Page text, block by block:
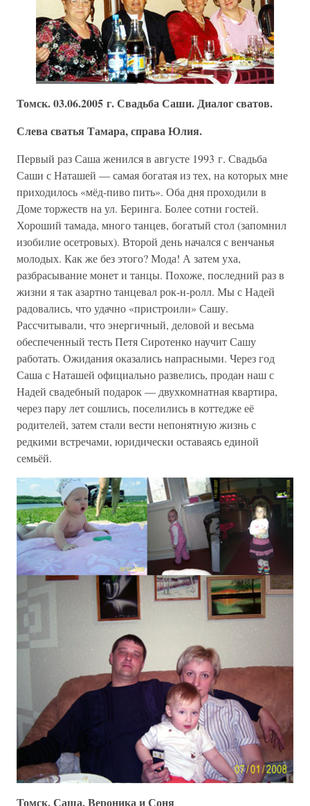
Томск. 03.06.2005 г. Свадьба Саши. Диалог сватов.
Слева сватья Тамара, справа Юлия.
Первый раз Саша женился в августе 1993 г. Свадьба
Саши с Наташей — самая богатая из тех, на которых мне
приходилось «мёд-пиво пить». Оба дня проходили в
Доме торжеств на ул. Беринга. Более сотни гостей.
Хороший тамада, много танцев, богатый стол (запомнил
изобилие осетровых). Второй день начался с венчанья
молодых. Как же без этого? Мода! А затем уха,
разбрасывание монет и танцы. Похоже, последний раз в
жизни я так азартно танцевал рок-н-ролл. Мы с Надей
радовались, что удачно «пристроили» Сашу.
Рассчитывали, что энергичный, деловой и весьма
обеспеченный тесть Петя Сиротенко научит Сашу
работать. Ожидания оказались напрасными. Через год
Саша с Наташей официально развелись, продан наш с
Надей свадебный подарок — двухкомнатная квартира,
через пару лет сошлись, поселились в коттедже её
родителей, затем стали вести непонятную жизнь с
редкими встречами, юридически оставаясь единой
семьёй.
Томск. Саша, Вероника и Соня